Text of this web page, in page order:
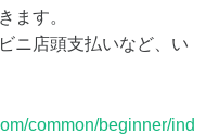
ます。
ニ店頭支払いなど、い
common/beginner/ind